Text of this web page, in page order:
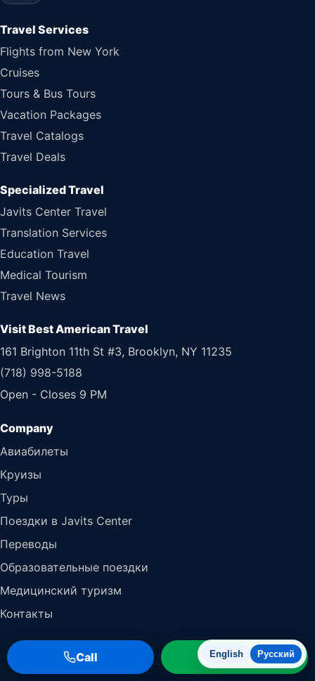
Travel Services
Flights from New York
Cruises
Tours & Bus Tours
Vacation Packages
Travel Catalogs
Travel Deals
Specialized Travel
Javits Center Travel
Translation Services
Education Travel
Medical Tourism
Travel News
Visit Best American Travel
161 Brighton 11th St #3, Brooklyn, NY 11235
(718) 998-5188
Open - Closes 9 PM
Авиабилеты
Круизы
Туры
Поездки в Javits Center
Переводы
Образовательные поездки
Медицинский туризм
Контакты
Call WhatsApp
English Русский